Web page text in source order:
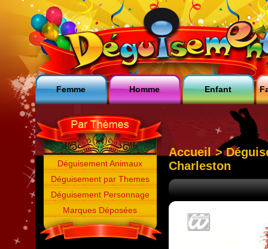
Femme Homme Enfant
Déguisement Animaux
Déguisement par Themes
Déguisement Personnage
Marques Déposées
Accueil >
Charleston